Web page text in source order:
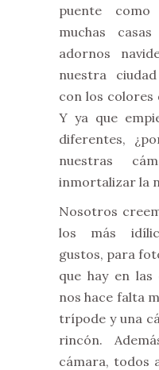
puente
muchas
adornos
nuestra
con los colores
Y ya que
diferentes,
nuestras
inmortalizar la
Nosotros
los más
gustos, para
que hay en
nos hace falta
trípode y una
rincón.
cámara, todos